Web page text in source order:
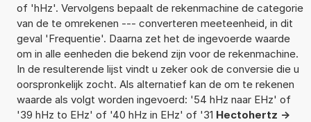
of 'hHz'. Vervolgens bepaalt de rekenmachine de categorie
van de te omrekenen --- converteren meeteenheid, in dit
geval 'Frequentie'. Daarna zet het de ingevoerde waarde
om in alle eenheden die bekend zijn voor de rekenmachine.
In de resulterende lijst vindt u zeker ook de conversie die u
oorspronkelijk zocht. Als alternatief kan de om te rekenen
waarde als volgt worden ingevoerd: '54 hHz naar EHz' of
'39 hHz to EHz' of '40 hHz in EHz' of '31 Hectohertz ->